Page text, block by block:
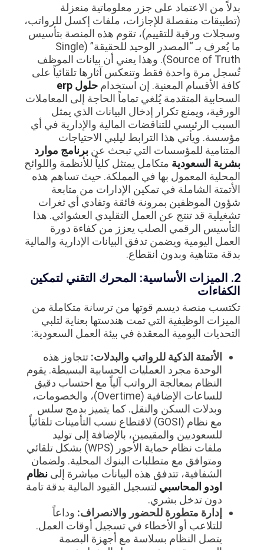
بدلاً من الاعتماد على جزر معلوماتية منعزلة
(تطبيقات منفصلة للإجازات، ملفات إكسل للرواتب،
وسجلات ورقية للتقييم)، تقوم هذه المنصة بتأسيس
ما يُعرف بـ “المصدر الوحيد للحقيقة” (Single
Source of Truth). وهذا يعني أن بيانات الموظف
تُسجل مرة واحدة فقط وتنعكس آثارها تلقائياً على
كافة الأقسام المعنية. إن استخدام حلول erp
السحابية المتقدمة يُلغي تماماً الحاجة إلى المعاملات
الورقية، ويمنع تكرار إدخال البيانات الذي يمثل
السبب الرئيسي للتناقضات المالية والإدارية في أي
مؤسسة. ويأتي هذا الترابط ليلبي الاحتياجات
المتنامية للمؤسسات التي تبحث عن برنامج موارد
بشرية السعودية متكامل يمتثل كلياً للأنظمة واللوائح
المحلية المعمول بها في المملكة. حيث تساهم هذه
الأتمتة الشاملة في تمكين الإدارات من متابعة
شؤون الموظفين بمرونة فائقة وتفادي أي ثغرات
تشغيلية قد تنتج عن العمل التقليدي العشوائي. هذا
التأسيس الرقمي الصلب يعزز من كفاءة دورة
العمل اليومية ويضمن تدفق البيانات الإدارية والمالية
بدقة متناهية وبدون انقطاع.
2. الميزات الأساسية: المحرك التقني لتمكين
الكفاءات
تكتسب منصة ديسم قوتها من ترسانة متكاملة من
الميزات الوظيفية التي تمت هندستها بعناية لتلبي
التحديات اليومية المعقدة في بيئة العمل السعودية:
الأتمتة الذكية للرواتب والبدلات: تتجاوز هذه
الوحدة مجرد العمليات الحسابية البسيطة. يقوم
النظام بمعالجة الرواتب آلياً مع احتساب دقيق
للساعات الإضافية (Overtime)، والخصومات،
وبدلات السكن والنقل. كما يتميز بدمج سلس
مع نظام (GOSI) لاقتطاع نسب التأمينات تلقائياً
للسعوديين والمقيمين، بالإضافة إلى توليد
ملفات نظام حماية الأجور (WPS) بشكل تلقائي
ومتوافق مع متطلبات البنوك المحلية. ولضمان
الشفافية، تتدفق هذه البيانات مباشرة إلى نظام
اودو المحاسبي لتسجيل القيود المالية بدقة تامة
دون تدخل بشري.
إدارة متطورة للحضور والانصراف: وداعاً
للتلاعب أو الأخطاء في تسجيل أوقات العمل.
يتصل النظام بسلاسة مع أجهزة البصمة